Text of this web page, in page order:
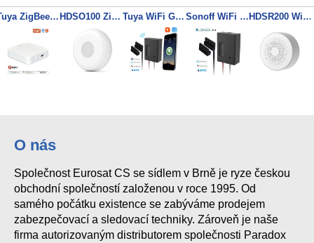
Tuya ZigBee HUB WiFi HDSO100 Zigbee TUYA SMART tlačítko Tuya WiFi Gate DC5 Sonoff WiFi otvírač HDSR200 WiFi TUYA siréna s blikačem
O nás
Společnost Eurosat CS se sídlem v Brně je ryze českou
obchodní společností založenou v roce 1995. Od
samého počátku existence se zabýváme prodejem
zabezpečovací a sledovací techniky. Zároveň je naše
firma autorizovaným distributorem společnosti Paradox